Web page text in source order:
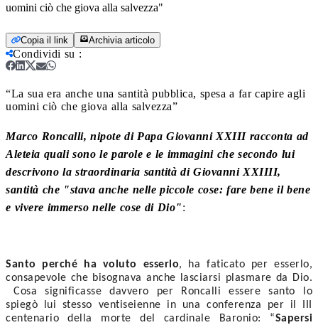
uomini ciò che giova alla salvezza"
Copia il link Archivia articolo
Condividi su :
“La sua era anche una santità pubblica, spesa a far capire agli
uomini ciò che giova alla salvezza”
Marco Roncalli, nipote di Papa Giovanni XXIII racconta ad
Aleteia quali sono le parole e le immagini che secondo lui
descrivono la straordinaria santità di Giovanni XXIIII,
santità che "stava anche nelle piccole cose: fare bene il bene
e vivere immerso nelle cose di Dio":
Santo perché ha voluto esserlo, ha faticato per esserlo,
consapevole che bisognava anche lasciarsi plasmare da Dio.
Cosa significasse davvero per Roncalli essere santo lo
spiegò lui stesso ventiseienne in una conferenza per il III
centenario della morte del cardinale Baronio: “Sapersi